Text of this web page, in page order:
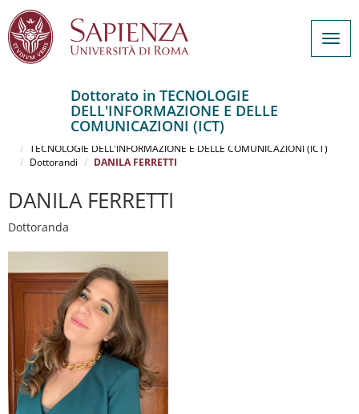
contenuto
principale
Dottorato in TECNOLOGIE
DELL'INFORMAZIONE E DELLE
COMUNICAZIONI (ICT)
TECNOLOGIE DELL'INFORMAZIONE E DELLE COMUNICAZIONI (ICT)
Dottorandi
DANILA FERRETTI
DANILA FERRETTI
Dottoranda